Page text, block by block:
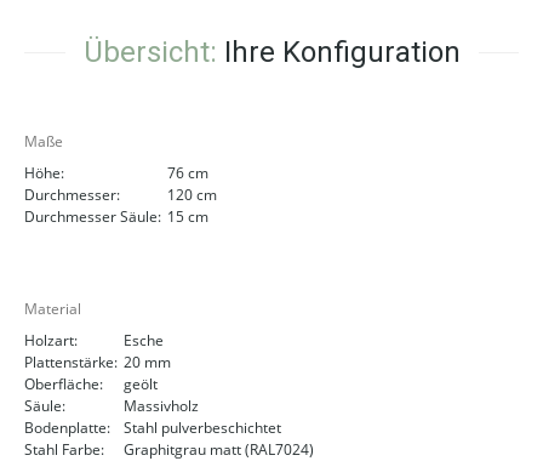
Übersicht: Ihre Konfiguration
Maße
Höhe:
76 cm
Durchmesser:
120 cm
Durchmesser Säule: 15 cm
Material
Holzart:
Esche
Plattenstärke: 20 mm
Oberfläche:
geölt
Säule:
Massivholz
Bodenplatte:
Stahl pulverbeschichtet
Stahl Farbe:
Graphitgrau matt (RAL7024)